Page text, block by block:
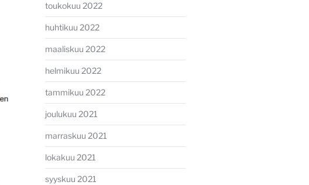
toukokuu 2022
huhtikuu 2022
maaliskuu 2022
helmikuu 2022
tammikuu 2022
joulukuu 2021
marraskuu 2021
lokakuu 2021
syyskuu 2021